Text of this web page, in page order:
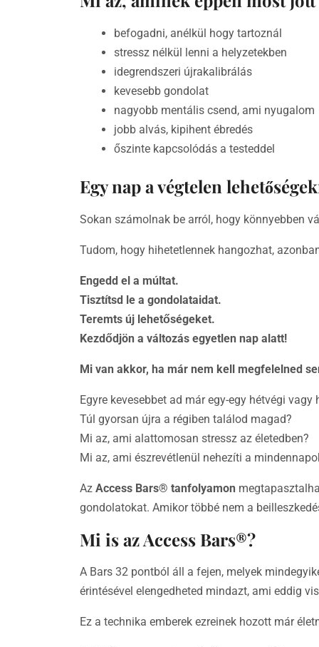
befogadni, anélkül hogy tartoznál
stressz nélkül lenni a helyzetekben
idegrendszeri újrakalibrálás
kevesebb gondolat
nagyobb mentális csend, ami nyugalom
jobb alvás, kipihent ébredés
őszinte kapcsolódás a testeddel
Egy nap a végtelen
Sokan számolnak be arról, hogy könnyebben
Tudom, hogy hihetetlennek hangozhat,
Engedd el a múltat.
Tisztítsd le a gondolataidat.
Teremts új lehetőségeket.
Kezdődjön a változás egyetlen nap alatt!
Mi van akkor, ha már nem kell megfelelned
Egyre kevesebbet ad már egy-egy hétvégi
Túl gyorsan újra a régiben találod magad?
Mi az, ami alattomosan stressz az életedben?
Mi az, ami észrevétlenül nehezíti a
Az Access Bars® tanfolyamon
gondolatokat. Amikor többé nem a
Mi is az Access Bars®?
A Bars 32 pontból áll a fejen, melyek
érintésével elengedheted mindazt, ami eddig
Ez a technika emberek ezreinek hozott már